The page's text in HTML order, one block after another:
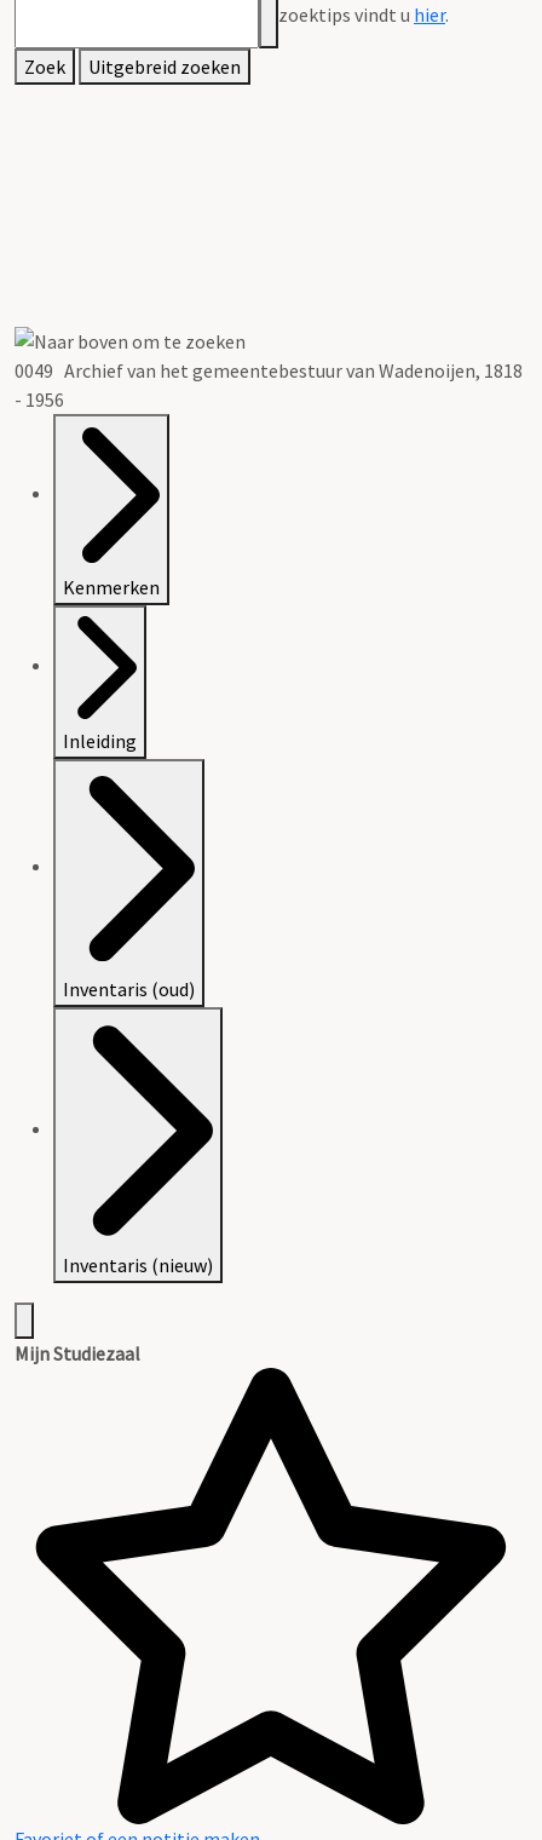
zoektips vindt u hier.
Zoek Uitgebreid zoeken
0049 Archief van het gemeentebestuur van Wadenoijen, 1818
- 1956
Kenmerken
Inleiding
Inventaris (oud)
Inventaris (nieuw)
Mijn Studiezaal